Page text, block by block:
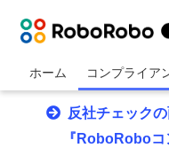
ホーム コンプライア
反社チェック
『RoboRoboコ